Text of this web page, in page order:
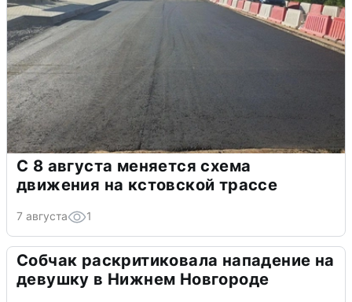
С 8 августа меняется схема
движения на кстовской трассе
7 августа 1
Собчак раскритиковала нападение на
девушку в Нижнем Новгороде